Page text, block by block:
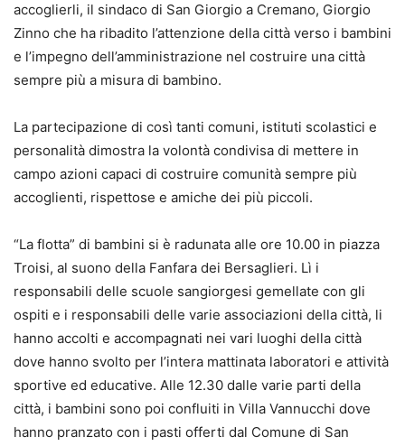
accoglierli, il sindaco di San Giorgio a Cremano, Giorgio
Zinno che ha ribadito l’attenzione della città verso i bambini
e l’impegno dell’amministrazione nel costruire una città
sempre più a misura di bambino.
La partecipazione di così tanti comuni, istituti scolastici e
personalità dimostra la volontà condivisa di mettere in
campo azioni capaci di costruire comunità sempre più
accoglienti, rispettose e amiche dei più piccoli.
“La flotta” di bambini si è radunata alle ore 10.00 in piazza
Troisi, al suono della Fanfara dei Bersaglieri. Lì i
responsabili delle scuole sangiorgesi gemellate con gli
ospiti e i responsabili delle varie associazioni della città, li
hanno accolti e accompagnati nei vari luoghi della città
dove hanno svolto per l’intera mattinata laboratori e attività
sportive ed educative. Alle 12.30 dalle varie parti della
città, i bambini sono poi confluiti in Villa Vannucchi dove
hanno pranzato con i pasti offerti dal Comune di San